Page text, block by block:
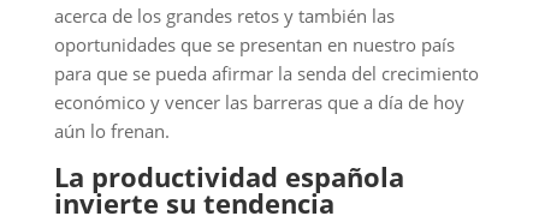
acerca de los grandes retos y también las
oportunidades que se presentan en nuestro país
para que se pueda afirmar la senda del crecimiento
económico y vencer las barreras que a día de hoy
aún lo frenan.
La productividad española
invierte su tendencia